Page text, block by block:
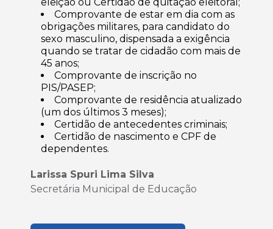
eleição ou Certidão de quitação eleitoral;
Comprovante de estar em dia com as
obrigações militares, para candidato do
sexo masculino, dispensada a exigência
quando se tratar de cidadão com mais de
45 anos;
Comprovante de inscrição no
PIS/PASEP;
Comprovante de residência atualizado
(um dos últimos 3 meses);
Certidão de antecedentes criminais;
Certidão de nascimento e CPF de
dependentes.
Larissa Spuri Lima Silva
Secretária Municipal de Educação